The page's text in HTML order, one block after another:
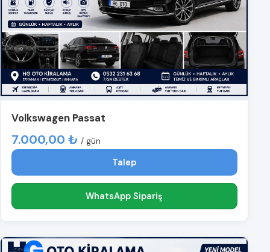
Volkswagen Passat
7.000,00 ₺ / gün
Talep
WhatsApp Sipariş